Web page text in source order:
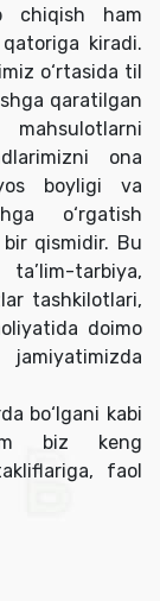
chiqish ham
kiradi.
o‘rtasida til
qaratilgan
ona
boyligi va
o‘rgatish
qismidir. Bu
tarbiya,
tashkilotlari,
doimo
bo‘lgani kabi
biz keng
faol